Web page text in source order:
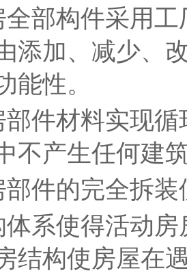
部构件采用
添加、减少、
能性。
件材料实现
不产生任何建
件的完全拆
系使得活动
结构使房屋在